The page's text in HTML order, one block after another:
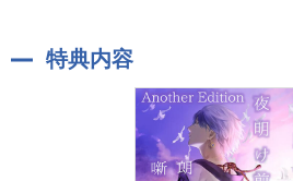
特典内容